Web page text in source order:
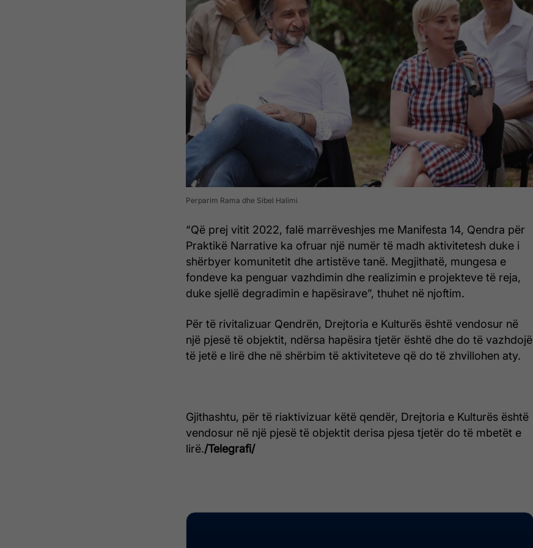
Perparim Rama dhe Sibel Halimi
“Që prej vitit 2022, falë marrëveshjes me Manifesta 14, Qendra për
Praktikë Narrative ka ofruar një numër të madh aktivitetesh duke i
shërbyer komunitetit dhe artistëve tanë. Megjithatë, mungesa e
fondeve ka penguar vazhdimin dhe realizimin e projekteve të reja,
duke sjellë degradimin e hapësirave”, thuhet në njoftim.
Për të rivitalizuar Qendrën, Drejtoria e Kulturës është vendosur në
një pjesë të objektit, ndërsa hapësira tjetër është dhe do të vazhdojë
të jetë e lirë dhe në shërbim të aktiviteteve që do të zhvillohen aty.
Gjithashtu, për të riaktivizuar këtë qendër, Drejtoria e Kulturës është
vendosur në një pjesë të objektit derisa pjesa tjetër do të mbetët e
lirë./Telegrafi/